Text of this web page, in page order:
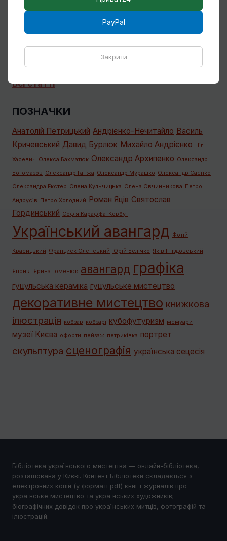
Кілька слів про дружин і дітей Михайла
Всі статті
ПОЗНАЧКИ
Анатолій Петрицький Андрієнко-Нечитайло Василь
Кричевський Давид Бурлюк Михайло Андрієнко Ніл
Хасевич Олекса Бахматюк Олександр Архипенко Олександр
Богомазов Олександр Ганжа Олександр Мурашко Олександр Саєнко
Олександра Екстер Олена Кульчицька Олена Овчинникова Петро
Андрусів Петро Холодний Роман Яців Святослав
Гординський Софія Караффа-Корбут
Український авангард Фотій
Красицький Франциск Оленський Юрій Белічко Яків Гніздовський
Японія Ярина Гоменюк авангард графiка
гуцульська кераміка гуцульське мистецтво
декоративне мистецтво книжкова
ілюстрація кобзар кобзарі кубофутуризм мемуари
музеї Києва офорти пейзаж петриківка портрет
скульптура сценографія українська сецесія
Бібліотека українського мистецтва — онлайн-бібліотека,
розташована у Києві. Контент Бібліотеки складається з
електронних копій (у форматі pdf) книг і журналів про
українське мистецтво та українських художників;
біографічних довідок про українських митців, фотографій та
ілюстрацій.
PayPal
Закрити